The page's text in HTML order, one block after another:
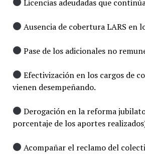
Licencias adeudadas que
Ausencia de cobertura LARS en
Pase de los adicionales no
Efectivización en los cargos de
vienen desempeñando.
Derogación en la reforma
porcentaje de los aportes
Acompañar el reclamo del